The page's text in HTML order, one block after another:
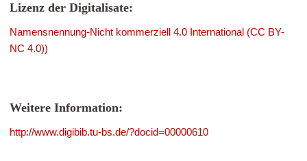
Lizenz der Digitalisate:
Namensnennung-Nicht kommerziell 4.0 International (CC BY-
NC 4.0))
Weitere Information:
http://www.digibib.tu-bs.de/?docid=00000610